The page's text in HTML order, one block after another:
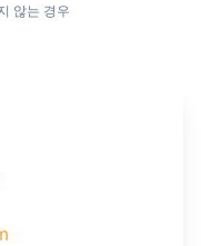
않는 경우